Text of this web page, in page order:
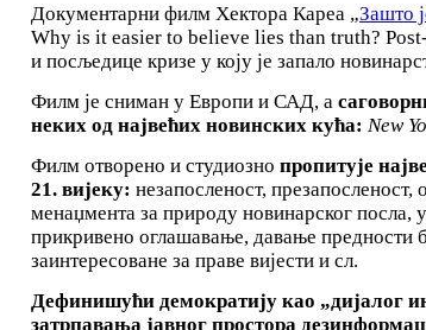
Документарни филм Хектора Кареа „Зашто
Why is it easier to believe lies than truth?
и посљедице кризе у коју је запало
Филм је сниман у Европи и САД, а
неких од највећих новинских кућа: New
Филм отворено и студиозно пропитује
21. вијеку: незапосленост,
менаџмента за природу новинарског посла,
прикривено оглашавање, давање предности
заинтересоване за праве вијести и сл.
Дефинишући демократију као „дијалог
затрпавања јавног простора